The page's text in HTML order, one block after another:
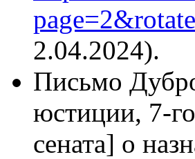
2.04.2024).
Письмо
юстиции, 7-
сената] о